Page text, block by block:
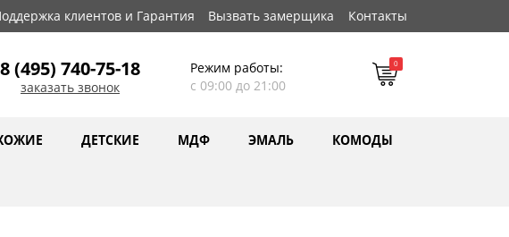
клиентов и Гарантия Вызвать замерщика Контакты
8 (495) 740-75-18
заказать звонок
Режим работы:
с 09:00 до 21:00
0
ДЕТСКИЕ МДФ ЭМАЛЬ КОМОДЫ